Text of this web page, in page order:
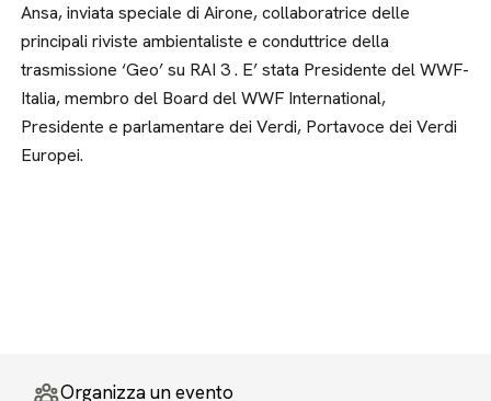
Ansa, inviata speciale di Airone, collaboratrice delle
principali riviste ambientaliste e conduttrice della
trasmissione ‘Geo’ su RAI 3 . E’ stata Presidente del WWF-
Italia, membro del Board del WWF International,
Presidente e parlamentare dei Verdi, Portavoce dei Verdi
Europei.
Organizza un evento